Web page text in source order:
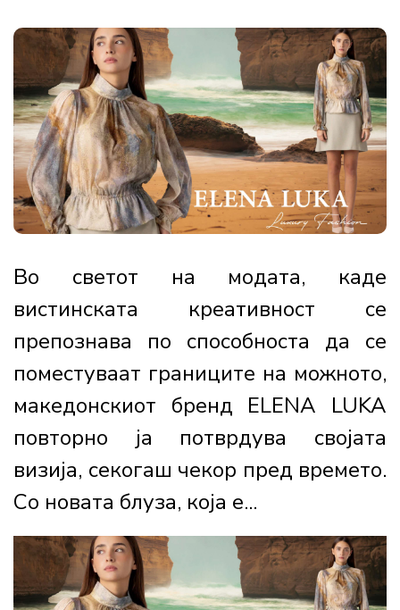
Во светот на модата, каде
вистинската креативност се
препознава по способноста да се
поместуваат границите на можното,
македонскиот бренд ELENA LUKA
повторно ја потврдува својата
визија, секогаш чекор пред времето.
Со новата блуза, која е...